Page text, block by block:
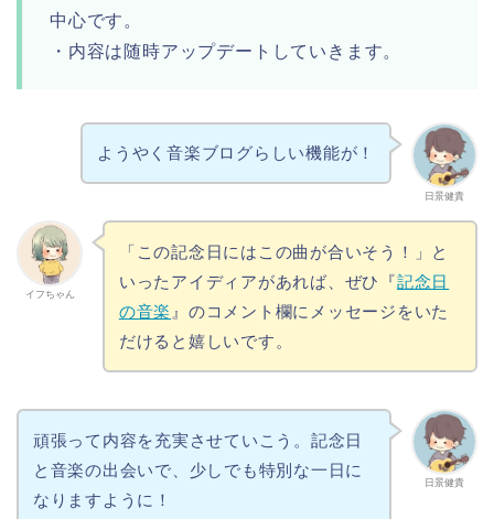
中心です。
・内容は随時アップデートしていきます。
日景健貴
ようやく音楽ブログらしい機能が！
イフちゃん
「この記念日にはこの曲が合いそう！」と
いったアイディアがあれば、ぜひ『記念日
の音楽 』のコメント欄にメッセージをいた
だけると嬉しいです。
日景健貴
頑張って内容を充実させていこう。記念日
と音楽の出会いで、少しでも特別な一日に
なりますように！